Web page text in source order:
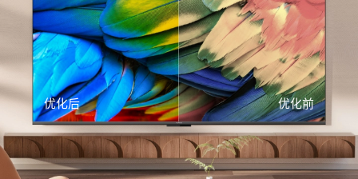
优化前
优化后